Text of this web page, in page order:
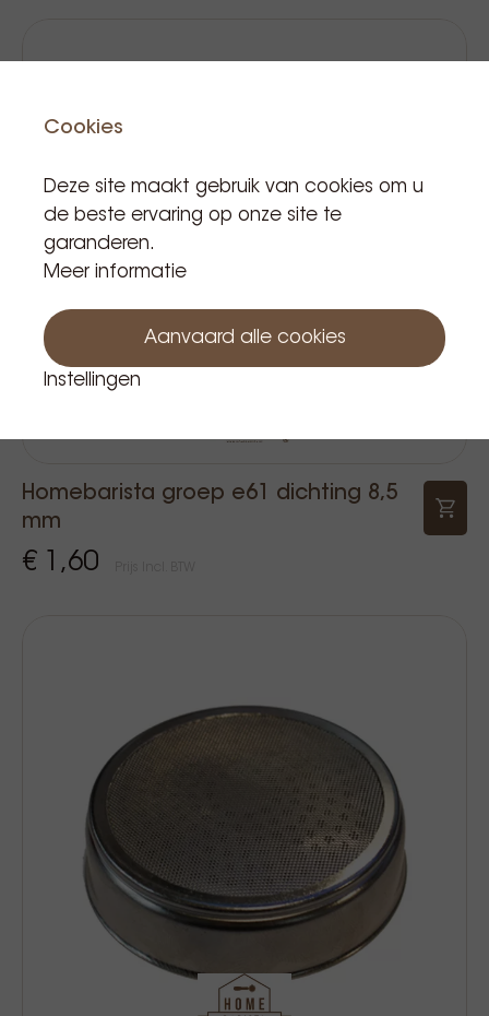
Homebarista groep e61 dichting 8,5
mm
€ 1,60
Cookies
Deze site maakt gebruik van cookies om u
de beste ervaring op onze site te
garanderen.
Meer informatie
Aanvaard alle cookies
Instellingen